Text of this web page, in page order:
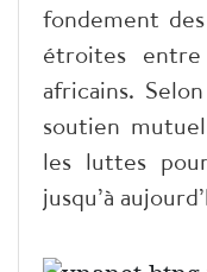
fondement
étroites
africains.
soutien
les luttes
jusqu’à